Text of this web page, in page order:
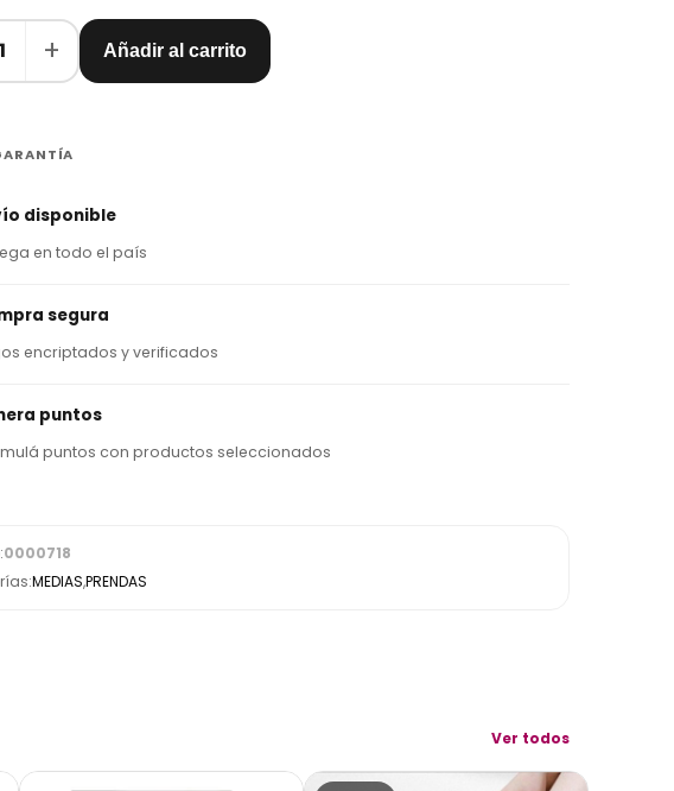
1 + Añadir al carrito
disponible
en todo el país
segura
encriptados y verificados
puntos
puntos con productos seleccionados
0000718
MEDIAS,PRENDAS
Ver todos